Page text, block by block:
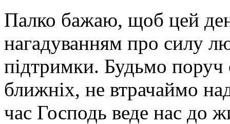
Палко бажаю, щоб цей
нагадуванням про силу
підтримки. Будьмо поруч
ближніх, не втрачаймо
час Господь веде нас до